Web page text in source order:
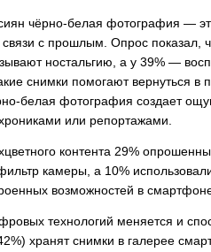
чёрно-белая фотография —
с прошлым. Опрос показал,
ностальгию, а у 39% —
снимки помогают вернуться
белая фотография создает
или репортажами.
контента 29%
камеры, а 10%
возможностей в
технологий меняется и
хранят снимки в галерее